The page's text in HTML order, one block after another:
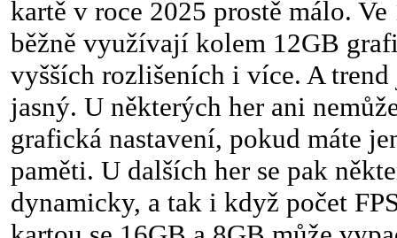
kartě v roce 2025 prostě málo.
běžně využívají kolem 12GB
vyšších rozlišeních i více. A trend
jasný. U některých her ani
grafická nastavení, pokud máte
paměti. U dalších her se pak
dynamicky, a tak i když počet